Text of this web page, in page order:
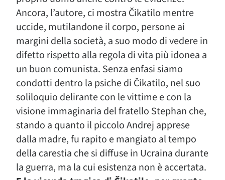
Ancora, l’autore, ci mostra Čikatilo mentre
uccide, mutilandone il corpo, persone ai
margini della società, a suo modo di vedere in
difetto rispetto alla regola di vita più idonea a
un buon comunista. Senza enfasi siamo
condotti dentro la psiche di Čikatilo, nel suo
soliloquio delirante con le vittime e con la
visione immaginaria del fratello Stephan che,
stando a quanto il piccolo Andrej apprese
dalla madre, fu rapito e mangiato al tempo
della carestia che si diffuse in Ucraina durante
la guerra, ma la cui esistenza non è accertata.